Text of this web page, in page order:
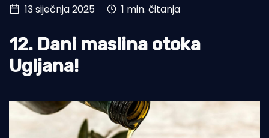
Pomorstvo
Ekologija
Tradicija i kultura
13 siječnja 2025 1 min. čitanja
12. Dani maslina otoka
Ugljana!